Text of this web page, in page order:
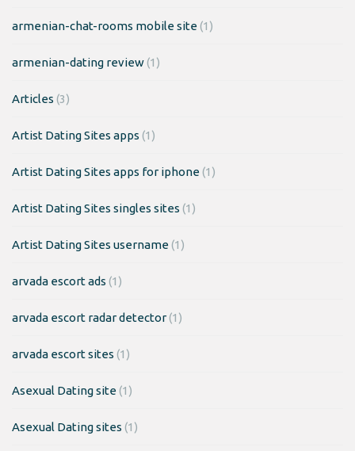
armenian-chat-rooms mobile site(1)
armenian-dating review(1)
Articles (3)
Artist Dating Sites apps (1)
Artist Dating Sites apps for iphone(1)
Artist Dating Sites singles sites (1)
Artist Dating Sites username(1)
arvada escort ads (1)
arvada escort radar detector(1)
arvada escort sites (1)
Asexual Dating site(1)
Asexual Dating sites (1)